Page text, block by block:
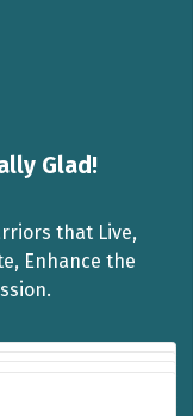
Glad!
that Live,
Enhance the